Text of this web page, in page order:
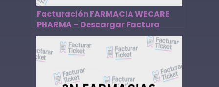
Facturación FARMACIA WECARE
PHARMA – Descargar Factura